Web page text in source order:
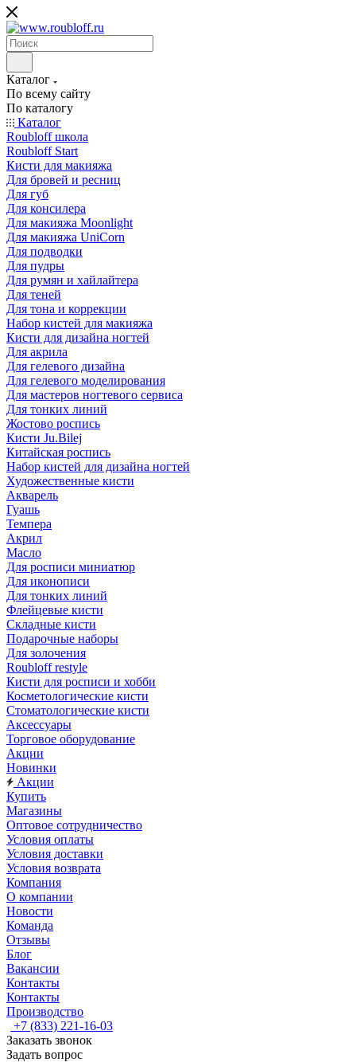
Каталог
По всему сайту
По каталогу
Каталог
Roubloff школа
Roubloff Start
Кисти для макияжа
Для бровей и ресниц
Для губ
Для консилера
Для макияжа Moonlight
Для макияжа UniCorn
Для подводки
Для пудры
Для румян и хайлайтера
Для теней
Для тона и коррекции
Набор кистей для макияжа
Кисти для дизайна ногтей
Для акрила
Для гелевого дизайна
Для гелевого моделирования
Для мастеров ногтевого сервиса
Для тонких линий
Жостово роспись
Кисти Ju.Bilej
Китайская роспись
Набор кистей для дизайна ногтей
Художественные кисти
Акварель
Гуашь
Темпера
Акрил
Масло
Для росписи миниатюр
Для иконописи
Для тонких линий
Флейцевые кисти
Складные кисти
Подарочные наборы
Для золочения
Roubloff restyle
Кисти для росписи и хобби
Косметологические кисти
Стоматологические кисти
Аксессуары
Торговое оборудование
Акции
Новинки
Акции
Купить
Магазины
Оптовое сотрудничество
Условия оплаты
Условия доставки
Условия возврата
Компания
О компании
Новости
Команда
Отзывы
Блог
Вакансии
Контакты
Контакты
Производство
+7 (833) 221-16-03
Заказать звонок
Задать вопрос